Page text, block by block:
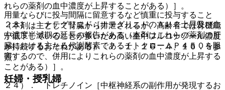
用量ならびに投与間隔に留意するなど慎重に投与すること
（本剤は主として腎臓から排泄されるが、高齢者では腎機能
が低下していることが多いため高い血中フルコナゾール濃度
が持続するおそれがある）〔７．１、１６．４、１６．５参
照〕。
妊婦・授乳婦
れらの薬剤の血中濃度が上昇することがある）］。
２３）． ナテグリニド［ナテグリニドのＡＵＣ上昇及び血
中濃度半減期の延長の報告がある（本剤はこれらの薬剤の肝
臓における主たる代謝酵素であるチトクロームＰ４５０を阻
害するので、併用によりこれらの薬剤の血中濃度が上昇する
ことがある）］。
２４）． トレチノイン［中枢神経系の副作用が発現するお